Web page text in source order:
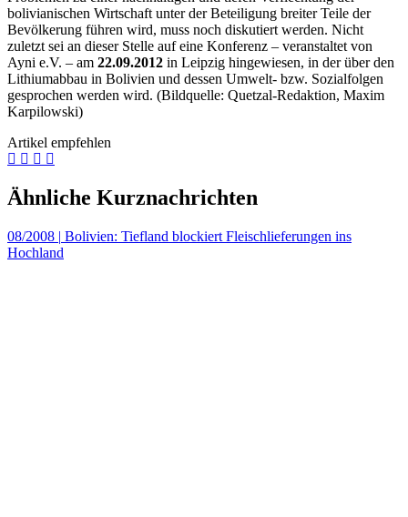
bolivianischen Wirtschaft unter der Beteiligung breiter Teile der
Bevölkerung führen wird, muss noch diskutiert werden. Nicht
zuletzt sei an dieser Stelle auf eine Konferenz – veranstaltet von
Ayni e.V. – am 22.09.2012 in Leipzig hingewiesen, in der über den
Lithiumabbau in Bolivien und dessen Umwelt- bzw. Sozialfolgen
gesprochen werden wird. (Bildquelle: Quetzal-Redaktion, Maxim
Karpilowski)
Artikel empfehlen
Ähnliche Kurznachrichten
08/2008 | Bolivien: Tiefland blockiert Fleischlieferungen ins
Hochland